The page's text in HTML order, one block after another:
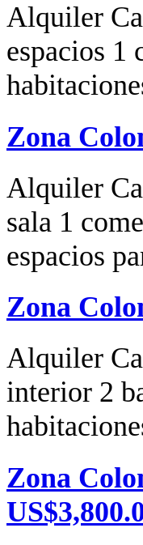
Alquiler
espacios 1
Zona
Alquiler
sala 1
espacios
Zona
Alquiler
interior 2
Zona